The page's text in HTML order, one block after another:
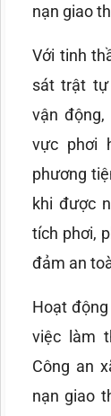
nạn giao
Với tinh
sát trật tự
vận
vực phơi
phương
khi được
tích phơi,
đảm an
Hoạt
việc làm
Công an
nạn giao